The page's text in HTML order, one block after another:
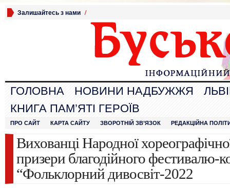
Залишайтесь з нами /
ГОЛОВНА НОВИНИ НАДБУЖЖЯ
КНИГА ПАМ’ЯТІ ГЕРОЇВ
ПРО САЙТ КАРТА САЙТУ ЗВОРОТНІЙ ЗВ’ЯЗОК РЕДАКЦІЙНА
Вихованці Народної
призери благодійного фестивалю-
“Фольклорний дивосвіт-2022